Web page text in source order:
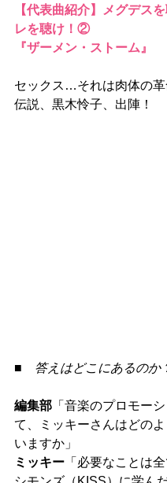
【代表曲紹介】メグデス
レを聴け！②
『ザーメン・ストーム』
セックス…それは肉体の革
伝説、黒木怜子、出陣！
■　答えはどこにあるのか
編集部 「音楽のプロモー
て、ミッキーさんはどの
いますか」
ミッキー 「必要なことは